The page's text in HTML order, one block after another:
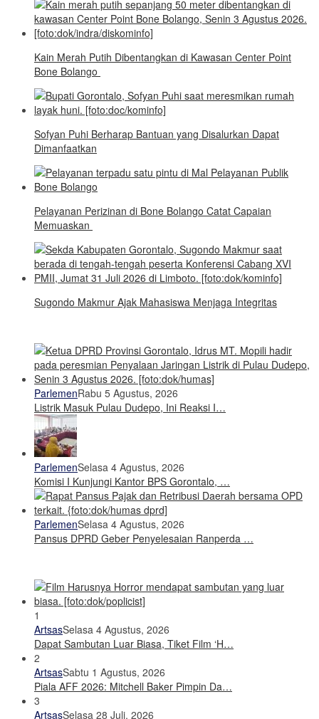
Kain Merah Putih Dibentangkan di Kawasan Center Point
Bone Bolango
Sofyan Puhi Berharap Bantuan yang Disalurkan Dapat
Dimanfaatkan
Pelayanan Perizinan di Bone Bolango Catat Capaian
Memuaskan
Sugondo Makmur Ajak Mahasiswa Menjaga Integritas
ParlemenRabu 5 Agustus, 2026
Listrik Masuk Pulau Dudepo, Ini Reaksi I…
ParlemenSelasa 4 Agustus, 2026
Komisi I Kunjungi Kantor BPS Gorontalo, …
ParlemenSelasa 4 Agustus, 2026
Pansus DPRD Geber Penyelesaian Ranperda …
1
ArtsasSelasa 4 Agustus, 2026
Dapat Sambutan Luar Biasa, Tiket Film ‘H…
2
ArtsasSabtu 1 Agustus, 2026
Piala AFF 2026: Mitchell Baker Pimpin Da…
3
ArtsasSelasa 28 Juli, 2026